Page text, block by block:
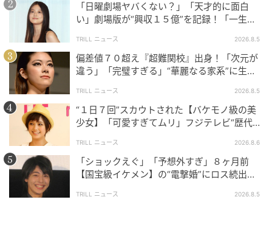
「日曜劇場ヤバくない？」「天才的に面白
い」劇場版が“興収１５億”を記録！「一生言
TRILL ニュース 2026.8.5
偏差値７０超え『超難関校』出身！「次元が
違う」「完璧すぎる」“華麗なる家系”に生ま
TRILL ニュース 2026.8.5
“１日７回”スカウトされた【バケモノ級の美
少女】「可愛すぎてムリ」フジテレビ“歴代N
TRILL ニュース 2026.8.6
「ショックえぐ」「予想外すぎ」８ヶ月前
【国宝級イケメン】の“電撃婚”にロス続出！
TRILL ニュース 2026.8.5